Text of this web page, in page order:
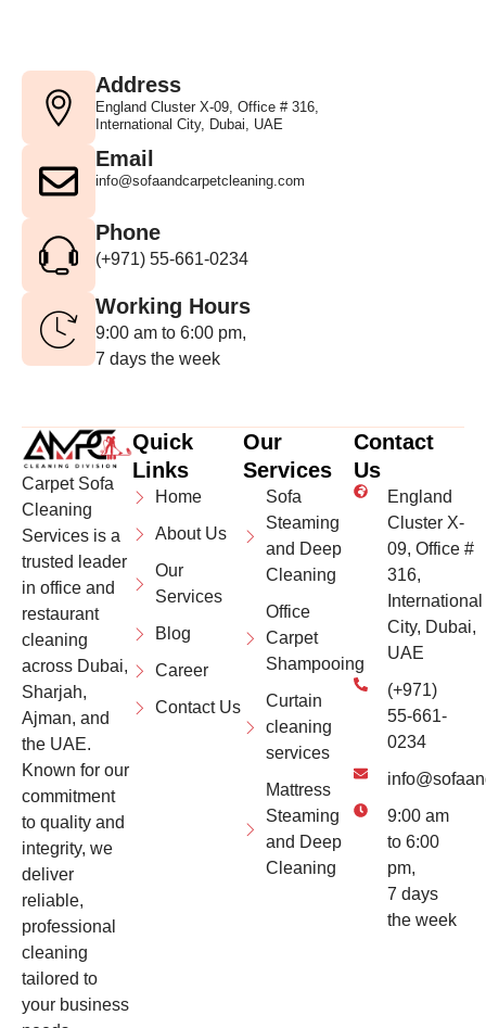
Address
England Cluster X-09, Office # 316,
International City, Dubai, UAE
Email
info@sofaandcarpetcleaning.com
Phone
(+971) 55-661-0234
Working Hours
9:00 am to 6:00 pm,
7 days the week
Carpet Sofa
Cleaning
Services is a
trusted leader
in office and
restaurant
cleaning
across Dubai,
Sharjah,
Ajman, and
the UAE.
Known for our
commitment
to quality and
integrity, we
deliver
reliable,
professional
cleaning
tailored to
your business
Quick
Links
Home
About Us
Our
Services
Blog
Career
Contact Us
Our
Services
Sofa
Steaming
and Deep
Cleaning
Office
Carpet
Shampooing
Curtain
cleaning
services
Mattress
Steaming
and Deep
Cleaning
Contact
Us
England
Cluster X-
09, Office #
316,
International
City, Dubai,
UAE
(+971)
55-661-
0234
9:00 am
to 6:00
pm,
7 days
the week